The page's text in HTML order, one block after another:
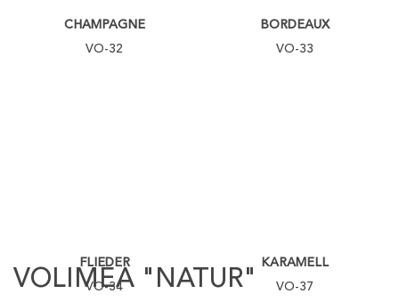
CHAMPAGNE
VO-32
BORDEAUX
VO-33
FLIEDER
VO-34
KARAMELL
VO-37
VOLIMEA "NATUR"